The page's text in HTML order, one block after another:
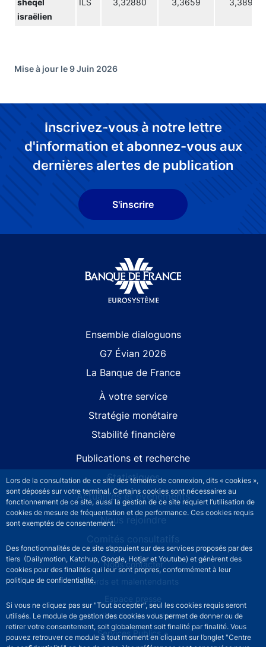
Lors de la consultation de ce site des témoins de connexion, dits « cookies »,
sont déposés sur votre terminal. Certains cookies sont nécessaires au
fonctionnement de ce site, aussi la gestion de ce site requiert l’utilisation de
cookies de mesure de fréquentation et de performance. Ces cookies requis
sont exemptés de consentement.
Des fonctionnalités de ce site s’appuient sur des services proposés par des
tiers (Dailymotion, Katchup, Google, Hotjar et Youtube) et génèrent des
cookies pour des finalités qui leur sont propres, conformément à leur
politique de confidentialité.
Si vous ne cliquez pas sur "Tout accepter", seul les cookies requis seront
utilisés. Le module de gestion des cookies vous permet de donner ou de
retirer votre consentement, soit globalement soit finalité par finalité. Vous
pouvez retrouver ce module à tout moment en cliquant sur l’onglet "Centre
sheqel
israëlien
ILS 3,32880 3,3659 3,3891
Mise à jour le 9 Juin 2026
Inscrivez-vous à notre lettre
d'information et abonnez-vous aux
dernières alertes de publication
S'inscrire
Ensemble dialoguons
G7 Évian 2026
La Banque de France
À votre service
Stratégie monétaire
Stabilité financière
Publications et recherche
Statistiques
Actualités et événements
Nous rejoindre
Comités consultatifs
Footer secondary menuNous contacter
Sourds et malentendants
Espace presse
La direction des Achats
Services Publics +